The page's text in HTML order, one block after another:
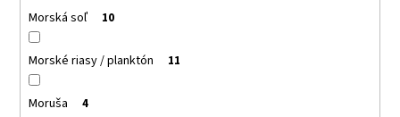
Morská soľ 10
Morské riasy / planktón 11
Moruša 4